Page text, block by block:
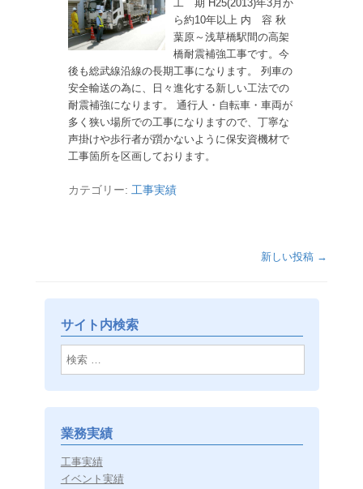
工 期 H25(2013)年3月か
ら約10年以上 内 容 秋
葉原～浅草橋駅間の高架
橋耐震補強工事です。今
後も総武線沿線の長期工事になります。 列車の
安全輸送の為に、日々進化する新しい工法での
耐震補強になります。 通行人・自転車・車両が
多く狭い場所での工事になりますので、丁寧な
声掛けや歩行者が躓かないように保安資機材で
工事箇所を区画しております。
カテゴリー: 工事実績
新しい投稿 →
サイト内検索
検索
業務実績
工事実績
イベント実績